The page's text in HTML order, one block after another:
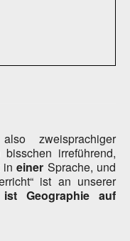
zweisprachiger
irreführend,
in einer Sprache, und
ist an unserer
Geographie auf